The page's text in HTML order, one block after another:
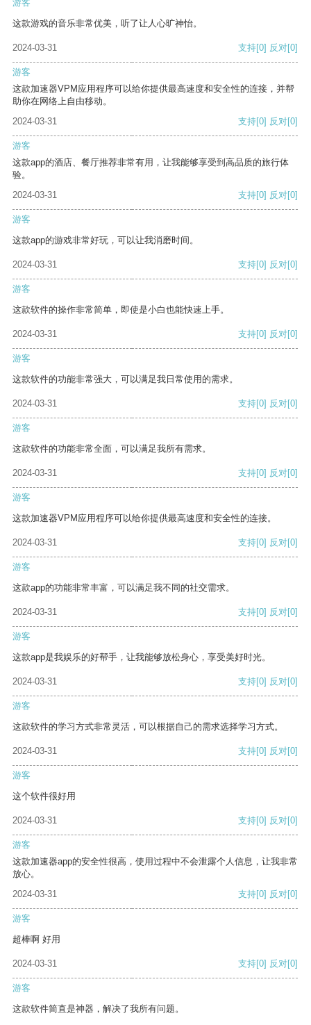
游客
这款游戏的音乐非常优美，听了让人心旷神怡。
2024-03-31 支持[0] 反对[0]
游客
这款加速器VPM应用程序可以给你提供最高速度和安全性的连接，并帮
助你在网络上自由移动。
2024-03-31
支持[0] 反对[0]
游客
这款app的酒店、餐厅推荐非常有用，让我能够享受到高品质的旅行体
验。
2024-03-31
支持[0] 反对[0]
游客
这款app的游戏非常好玩，可以让我消磨时间。
2024-03-31 支持[0] 反对[0]
游客
这款软件的操作非常简单，即使是小白也能快速上手。
2024-03-31 支持[0] 反对[0]
游客
这款软件的功能非常强大，可以满足我日常使用的需求。
2024-03-31 支持[0] 反对[0]
游客
这款软件的功能非常全面，可以满足我所有需求。
2024-03-31 支持[0] 反对[0]
游客
这款加速器VPM应用程序可以给你提供最高速度和安全性的连接。
2024-03-31 支持[0] 反对[0]
游客
这款app的功能非常丰富，可以满足我不同的社交需求。
2024-03-31 支持[0] 反对[0]
游客
这款app是我娱乐的好帮手，让我能够放松身心，享受美好时光。
2024-03-31 支持[0] 反对[0]
游客
这款软件的学习方式非常灵活，可以根据自己的需求选择学习方式。
2024-03-31 支持[0] 反对[0]
游客
这个软件很好用
2024-03-31 支持[0] 反对[0]
游客
这款加速器app的安全性很高，使用过程中不会泄露个人信息，让我非常
放心。
2024-03-31
支持[0] 反对[0]
游客
超棒啊 好用
2024-03-31 支持[0] 反对[0]
游客
这款软件简直是神器，解决了我所有问题。